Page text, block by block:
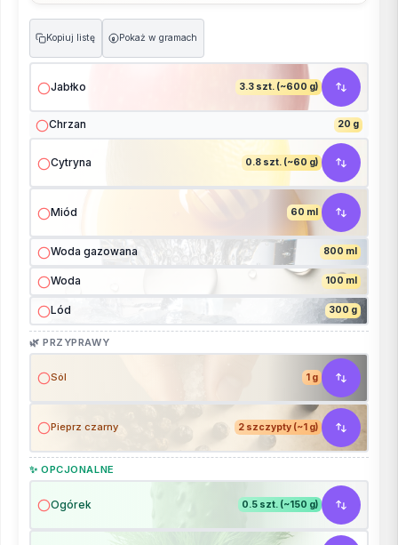
Kopiuj listę g Pokaż w gramach
Jabłko 3.3 szt. (~600 g)
Chrzan 20 g
Cytryna 0.8 szt. (~60 g)
Miód 60 ml
Woda gazowana 800 ml
Woda 100 ml
Lód 300 g
🌿 PRZYPRAWY
Sól 1 g
Pieprz czarny 2 szczypty (~1 g)
✨ OPCJONALNE
Ogórek 0.5 szt. (~150 g)